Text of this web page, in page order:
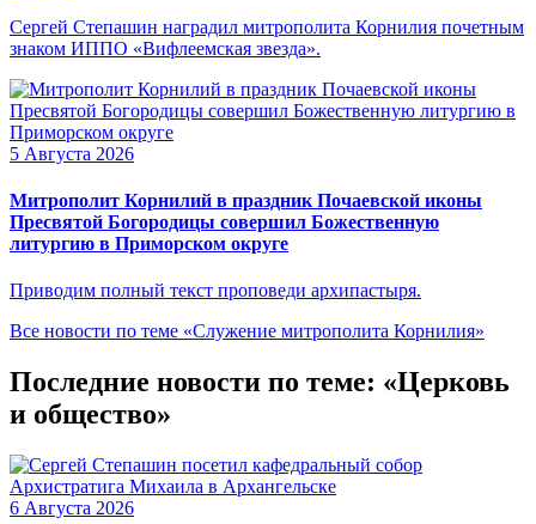
Сергей Степашин наградил митрополита Корнилия почетным
знаком ИППО «Вифлеемская звезда».
5 Августа 2026
Митрополит Корнилий в праздник Почаевской иконы
Пресвятой Богородицы совершил Божественную
литургию в Приморском округе
Приводим полный текст проповеди архипастыря.
Все новости по теме «Служение митрополита Корнилия»
Последние новости по теме: «Церковь
и общество»
6 Августа 2026